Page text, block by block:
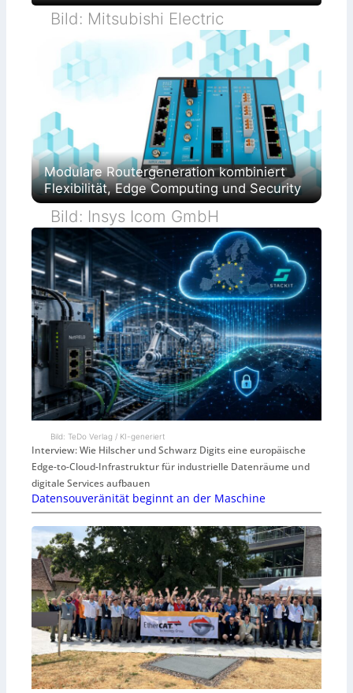
Bild: Mitsubishi Electric
Modulare Routergeneration kombiniert
Flexibilität, Edge Computing und Security
Bild: Insys Icom GmbH
Bild: TeDo Verlag / KI-generiert
Interview: Wie Hilscher und Schwarz Digits eine europäische
Edge-to-Cloud-Infrastruktur für industrielle Datenräume und
digitale Services aufbauen
Datensouveränität beginnt an der Maschine